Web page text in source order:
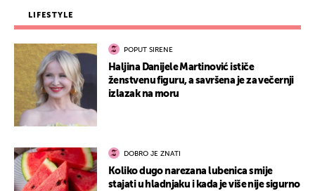
LIFESTYLE
POPUT SIRENE
Haljina Danijele Martinović ističe
ženstvenu figuru, a savršena je za večernji
izlazak na moru
DOBRO JE ZNATI
Koliko dugo narezana lubenica smije
stajati u hladnjaku i kada je više nije sigurno